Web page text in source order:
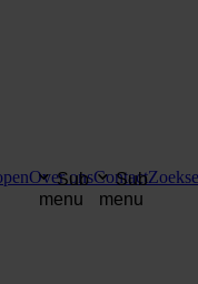
Over ons
Sub
menu
Contact
Sub
menu